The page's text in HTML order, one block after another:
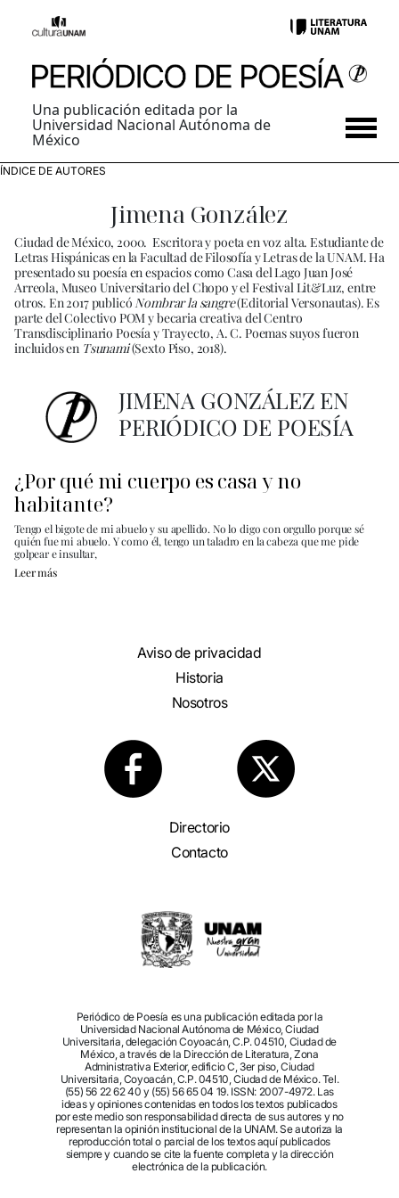
Una publicación editada por la
Universidad Nacional Autónoma de
México
ÍNDICE DE AUTORES
Jimena González
Ciudad de México, 2000. Escritora y poeta en voz alta. Estudiante de
Letras Hispánicas en la Facultad de Filosofía y Letras de la UNAM. Ha
presentado su poesía en espacios como Casa del Lago Juan José
Arreola, Museo Universitario del Chopo y el Festival Lit&Luz, entre
otros. En 2017 publicóNombrar la sangre(Editorial Versonautas). Es
parte del Colectivo POM y becaria creativa del Centro
Transdisciplinario Poesía y Trayecto, A. C. Poemas suyos fueron
incluidos en Tsunami(Sexto Piso, 2018).
JIMENA GONZÁLEZ EN
PERIÓDICO DE POESÍA
¿Por qué mi cuerpo es casa y no
habitante?
Tengo el bigote de mi abuelo y su apellido. No lo digo con orgullo porque sé
quién fue mi abuelo. Y como él, tengo un taladro en la cabeza que me pide
golpear e insultar,
Leer más
Aviso de privacidad
Historia
Nosotros
Directorio
Contacto
Periódico de Poesía es una publicación editada por la
Universidad Nacional Autónoma de México, Ciudad
Universitaria, delegación Coyoacán, C.P. 04510, Ciudad de
México, a través de la Dirección de Literatura, Zona
Administrativa Exterior, edificio C, 3er piso, Ciudad
Universitaria, Coyoacán, C.P. 04510, Ciudad de México. Tel.
(55) 56 22 62 40 y (55) 56 65 04 19. ISSN: 2007-4972. Las
ideas y opiniones contenidas en todos los textos publicados
por este medio son responsabilidad directa de sus autores y no
representan la opinión institucional de la UNAM. Se autoriza la
reproducción total o parcial de los textos aquí publicados
siempre y cuando se cite la fuente completa y la dirección
electrónica de la publicación.